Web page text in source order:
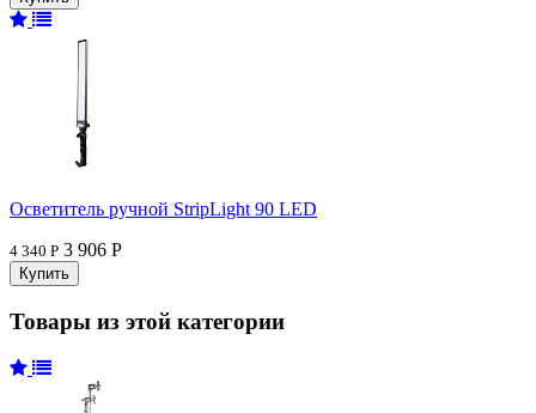
Осветитель ручной StripLight 90 LED
4 340 Р 3 906 Р
Товары из этой категории